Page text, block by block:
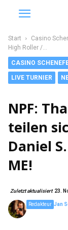
Start Casino
High Roller /...
CASINO
LIVE TURNIER
NPF:
teilen
Daniel
ME!
Zuletzt aktualisiert 23.
Jan
Redakteur